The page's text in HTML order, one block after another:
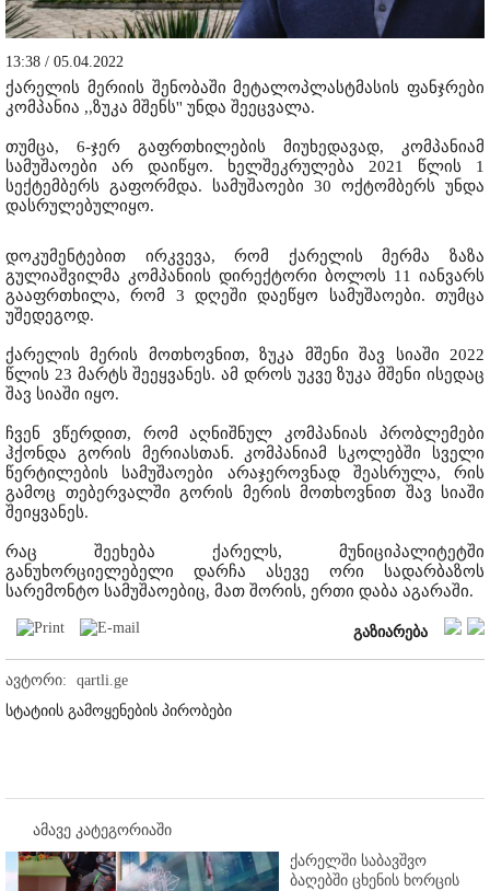
13:38 / 05.04.2022
ქარელის მერიის შენობაში მეტალოპლასტმასის ფანჯრები
კომპანია ,,ზუკა მშენს'' უნდა შეეცვალა.
თუმცა, 6-ჯერ გაფრთხილების მიუხედავად, კომპანიამ
სამუშაოები არ დაიწყო. ხელშეკრულება 2021 წლის 1
სექტემბერს გაფორმდა. სამუშაოები 30 ოქტომბერს უნდა
დასრულებულიყო.
დოკუმენტებით ირკვევა, რომ ქარელის მერმა ზაზა
გულიაშვილმა კომპანიის დირექტორი ბოლოს 11 იანვარს
გააფრთხილა, რომ 3 დღეში დაეწყო სამუშაოები. თუმცა
უშედეგოდ.
ქარელის მერის მოთხოვნით, ზუკა მშენი შავ სიაში 2022
წლის 23 მარტს შეეყვანეს. ამ დროს უკვე ზუკა მშენი ისედაც
შავ სიაში იყო.
ჩვენ ვწერდით, რომ აღნიშნულ კომპანიას პრობლემები
ჰქონდა გორის მერიასთან. კომპანიამ სკოლებში სველი
წერტილების სამუშაოები არაჯეროვნად შეასრულა, რის
გამოც თებერვალში გორის მერის მოთხოვნით შავ სიაში
შეიყვანეს.
რაც შეეხება ქარელს, მუნიციპალიტეტში
განუხორციელებელი დარჩა ასევე ორი სადარბაზოს
სარემონტო სამუშაოებიც, მათ შორის, ერთი დაბა აგარაში.
გაზიარება
ავტორი:
qartli.ge
სტატიის გამოყენების პირობები
ამავე კატეგორიაში
ქარელში საბავშვო
ბაღებში ცხენის ხორცის